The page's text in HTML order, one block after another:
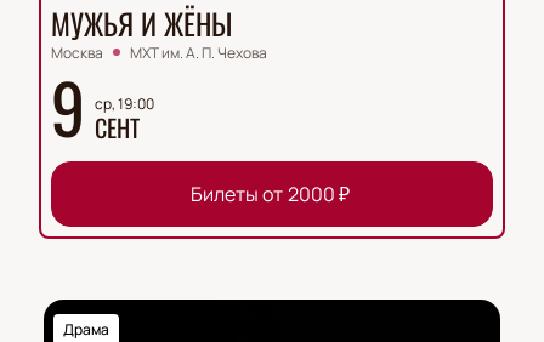
МУЖЬЯ И ЖЁНЫ
Москва МХТ им. А. П. Чехова
9 ср, 19:00
СЕНТ
Билеты от 2000₽
Драма